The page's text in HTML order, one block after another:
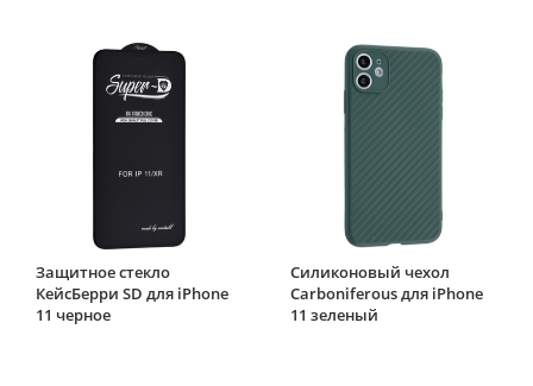
Защитное стекло
КейсБерри SD для iPhone
11 черное
Силиконовый чехол
Carboniferous для iPhone
11 зеленый